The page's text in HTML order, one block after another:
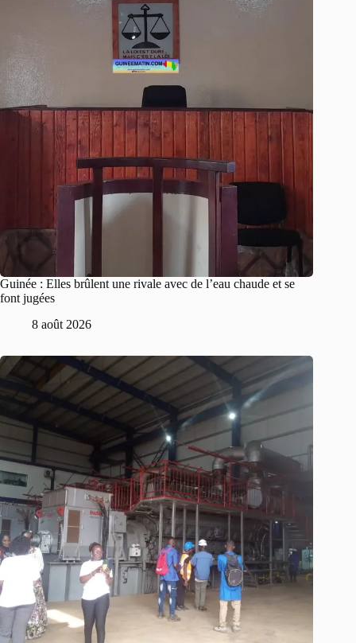
Guinée : Elles brûlent une rivale avec de l’eau chaude et se
font jugées
8 août 2026